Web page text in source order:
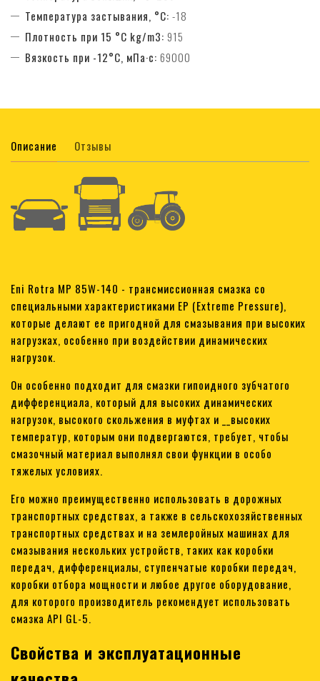
Температура застывания, °C: -18
Плотность при 15 °C kg/m3: 915
Вязкость при -12°С, мПа·с: 69000
Описание Отзывы
Eni Rotra MP 85W-140 - трансмиссионная смазка со
специальными характеристиками EP (Extreme Pressure),
которые делают ее пригодной для смазывания при высоких
нагрузках, особенно при воздействии динамических
нагрузок.
Он особенно подходит для смазки гипоидного зубчатого
дифференциала, который для высоких динамических
нагрузок, высокого скольжения в муфтах и __высоких
температур, которым они подвергаются, требует, чтобы
смазочный материал выполнял свои функции в особо
тяжелых условиях.
Его можно преимущественно использовать в дорожных
транспортных средствах, а также в сельскохозяйственных
транспортных средствах и на землеройных машинах для
смазывания нескольких устройств, таких как коробки
передач, дифференциалы, ступенчатые коробки передач,
коробки отбора мощности и любое другое оборудование,
для которого производитель рекомендует использовать
смазка API GL-5.
Свойства и эксплуатационные